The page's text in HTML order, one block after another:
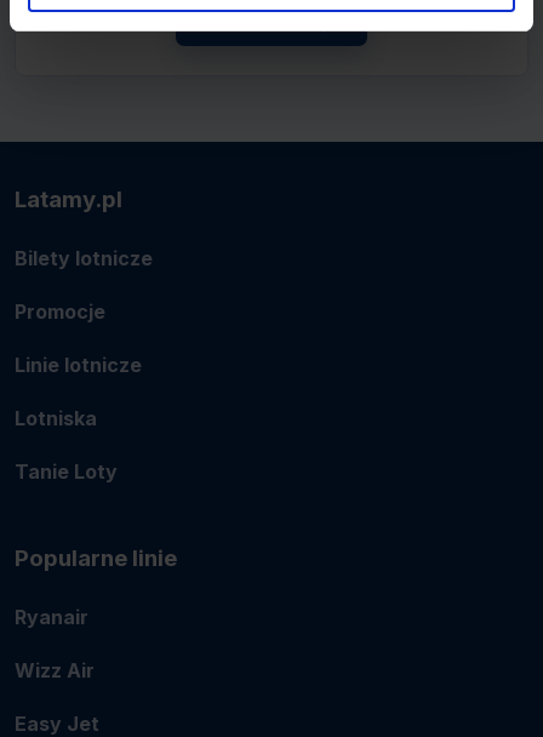
Latamy.pl
Bilety lotnicze
Promocje
Linie lotnicze
Lotniska
Tanie Loty
Popularne linie
Ryanair
Wizz Air
Easy Jet